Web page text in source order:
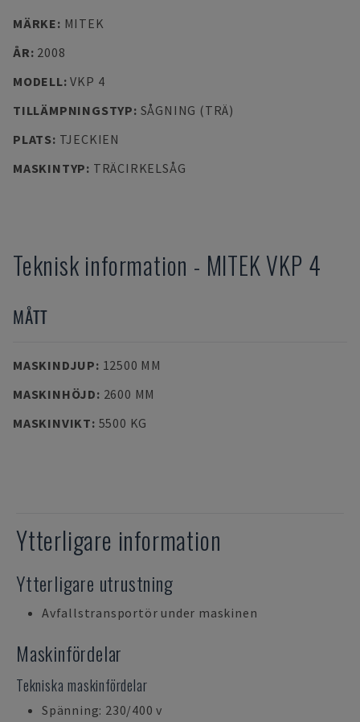
MÄRKE: MITEK
ÅR: 2008
MODELL:VKP 4
TILLÄMPNINGSTYP: SÅGNING (TRÄ)
PLATS: TJECKIEN
MASKINTYP: TRÄCIRKELSÅG
Teknisk information - MITEKVKP 4
MÅTT
MASKINDJUP: 12500 MM
MASKINHÖJD: 2600 MM
MASKINVIKT: 5500 KG
Ytterligare information
Ytterligare utrustning
Avfallstransportör under maskinen
Maskinfördelar
Tekniska maskinfördelar
Spänning: 230/400 v